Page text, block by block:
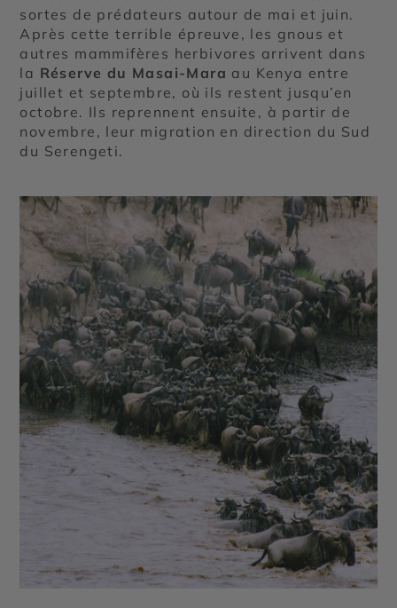
sortes de prédateurs autour de mai et juin.
Après cette terrible épreuve, les gnous et
autres mammifères herbivores arrivent dans
la Réserve du Masai-Mara au Kenya entre
juillet et septembre, où ils restent jusqu’en
octobre. Ils reprennent ensuite, à partir de
novembre, leur migration en direction du Sud
du Serengeti.
©